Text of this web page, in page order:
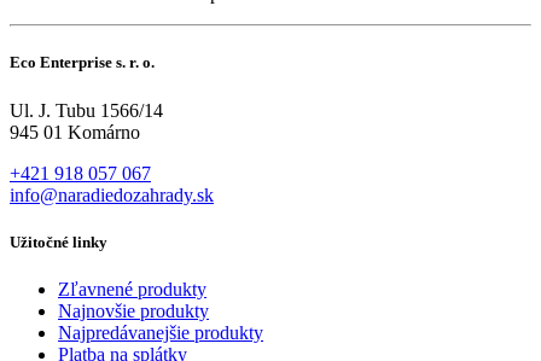
Eco Enterprise s. r. o.
Ul. J. Tubu 1566/14
945 01 Komárno
+421 918 057 067
info@naradiedozahrady.sk
Užitočné linky
Zľavnené produkty
Najnovšie produkty
Najpredávanejšie produkty
Platba na splátky